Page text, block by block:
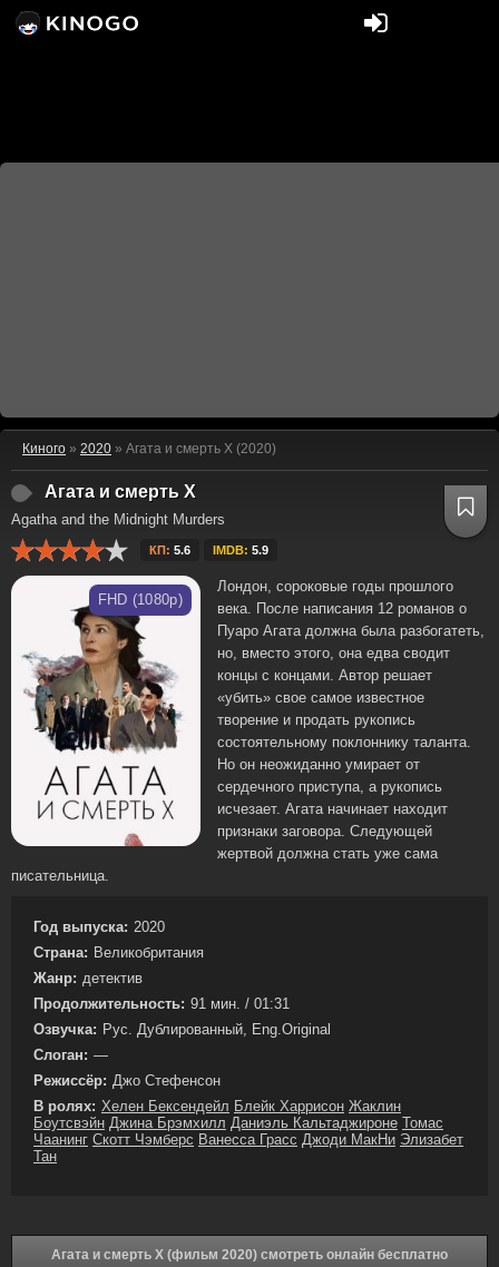
Киного » 2020 » Агата и смерть X (2020)
Агата и смерть X
Agatha and the Midnight Murders
КП: 5.6 IMDB: 5.9
FHD (1080p)
Лондон, сороковые годы прошлого
века. После написания 12 романов о
Пуаро Агата должна была разбогатеть,
но, вместо этого, она едва сводит
концы с концами. Автор решает
«убить» свое самое известное
творение и продать рукопись
состоятельному поклоннику таланта.
Но он неожиданно умирает от
сердечного приступа, а рукопись
исчезает. Агата начинает находит
признаки заговора. Следующей
жертвой должна стать уже сама
писательница.
Год выпуска: 2020
Страна: Великобритания
Жанр: детектив
Продолжительность: 91 мин. / 01:31
Озвучка: Рус. Дублированный, Eng.Original
Слоган: —
Режиссёр: Джо Стефенсон
В ролях: Хелен Бексендейл Блейк Харрисон Жаклин
Боутсвэйн Джина Брэмхилл Даниэль Кальтаджироне Томас
Чаанинг Скотт Чэмберс Ванесса Грасс Джоди МакНи Элизабет
Тан
Агата и смерть X (фильм 2020) смотреть онлайн бесплатно